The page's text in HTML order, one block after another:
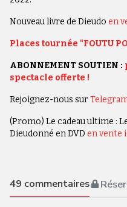
Nouveau livre de Dieudo en
Places tournée "FOUTU
ABONNEMENT SOUTIEN :
spectacle offerte !
Rejoignez-nous sur
(Promo) Le cadeau ultime :
Dieudonné en DVD en vente
49 commentaires